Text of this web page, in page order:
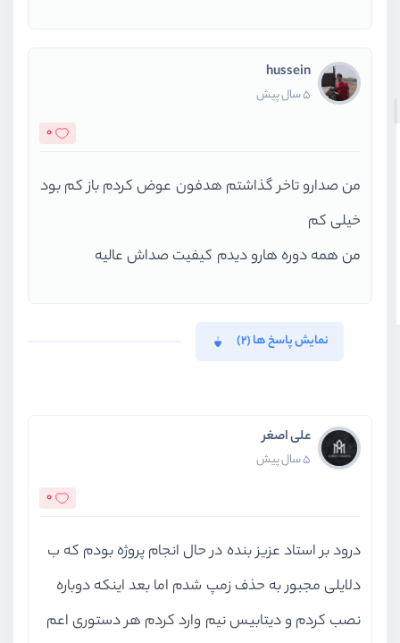
hussein
5 سال پیش
0
من صدارو تاخر گذاشتم هدفون عوض کردم باز کم بود
خیلی کم
من همه دوره هارو دیدم کیفیت صداش عالیه
نمایش پاسخ ها (2)
علی اصغر
5 سال پیش
0
درود بر استاد عزیز بنده در حال انجام پروژه بودم که ب
دلایلی مجبور به حذف زمپ شدم اما بعد اینکه دوباره
نصب کردم و دیتابیس نیم وارد کردم هر دستوری اعم